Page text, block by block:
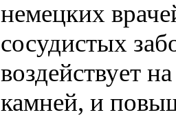
немецких
сосудистых
воздействует
камней, и